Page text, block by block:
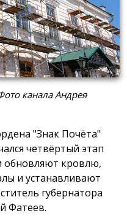
канала Андрея
"Знак Почёта"
четвёртый этап
обновляют кровлю,
и устанавливают
губернатора
Фатеев.